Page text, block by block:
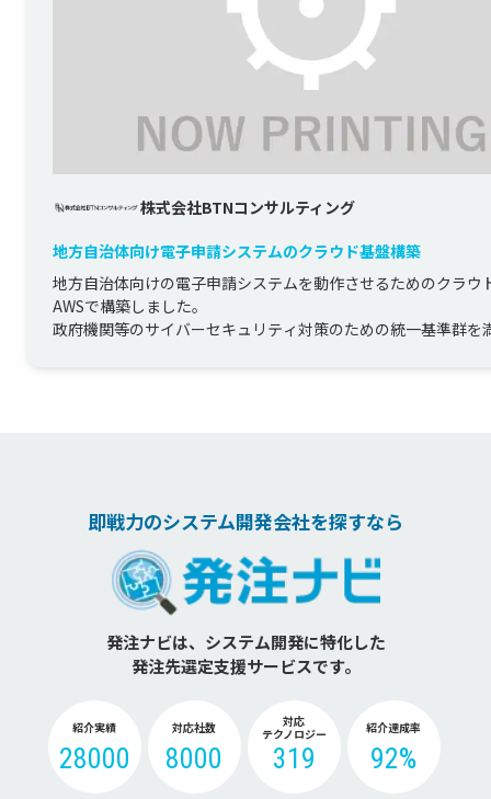
株式会社BTNコンサルティング
地方自治体向け電子申請システムのクラウド基盤構築
地方自治体向けの電子申請システムを動作させるためのクラウ
AWSで構築しました。
政府機関等のサイバーセキュリティ対策のための統一基準群を
即戦力のシステム開発会社を探すなら
発注ナビは、システム開発に特化した
発注先選定支援サービスです。
紹介実績
28000
対応社数
8000
対応
テクノロジー
319
紹介達成率
92%